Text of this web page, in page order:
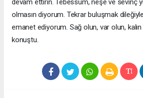
devam ettirin. Tebessüm, neşe ve sevinç
olmasın diyorum. Tekrar buluşmak
emanet ediyorum. Sağ olun, var olun,
konuştu.